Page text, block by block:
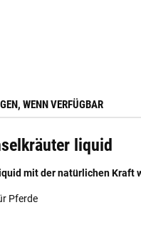
WENN VERFÜGBAR
liquid
mit der natürlichen Kraft
Pferde